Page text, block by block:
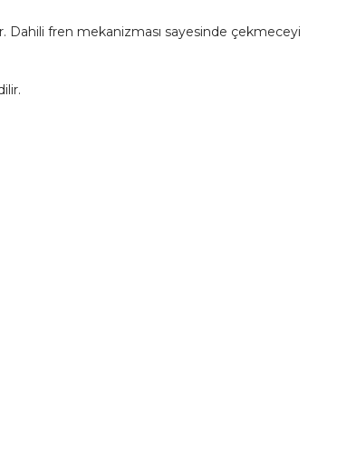
Dahili fren mekanizması sayesinde çekmeceyi